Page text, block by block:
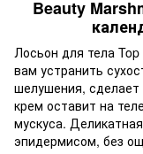
Beauty
Лосьон для тела
вам устранить
шелушения, сделает
крем оставит на
мускуса.
эпидермисом, без